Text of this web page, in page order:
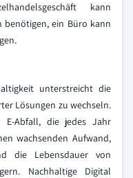
kann
benötigen, ein Büro kann
unterstreicht die
Lösungen zu wechseln.
Abfall, die jedes Jahr
wachsenden Aufwand,
die Lebensdauer von
Nachhaltige Digital